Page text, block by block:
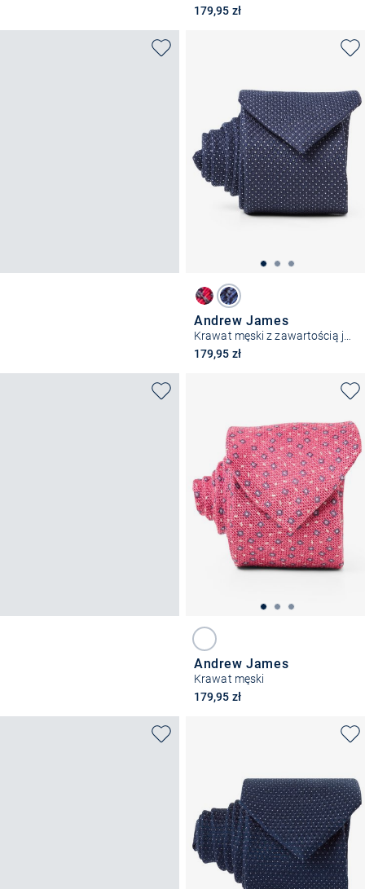
179,95 zł
Andrew James
179,95 zł
Andrew James
Krawat męski
179,95 zł